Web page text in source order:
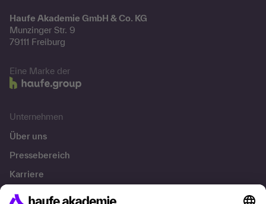
Haufe Akademie GmbH & Co. KG
Munzinger Str. 9
79111 Freiburg
Eine Marke der
Unternehmen
Über uns
Pressebereich
Karriere
Referenzen